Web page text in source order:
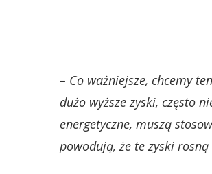
– Co ważniejsze, chcemy
dużo wyższe zyski, często
energetyczne, muszą
powodują, że te zyski rosną